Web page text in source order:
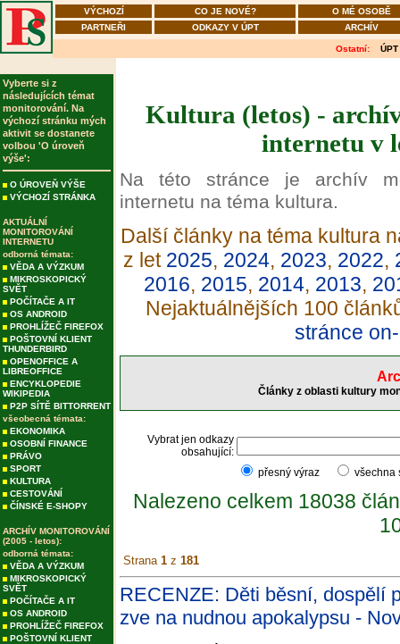
VÝCHOZÍ CO JE NOVÉ?
O MÉ OSOBĚ
PARTNEŘI
ODKAZY V ÚPT ARCHÍV
Ostatní: ÚPT
Vyberte si z
následujících témat
monitorování. Na
výchozí stránku mých
aktivit se dostanete
volbou 'O úroveň
výše':
O ÚROVEŇ VÝŠE
VÝCHOZÍ STRÁNKA
AKTUÁLNÍ
MONITOROVÁNÍ
INTERNETU
odborná témata:
VĚDA A VÝZKUM
MIKROSKOPICKÝ
SVĚT
POČÍTAČE A IT
OS ANDROID
PROHLÍŽEČ FIREFOX
POŠTOVNÍ KLIENT
THUNDERBIRD
OPENOFFICE A
LIBREOFFICE
ENCYKLOPEDIE
WIKIPEDIA
P2P SÍTĚ BITTORRENT
všeobecná témata:
EKONOMIKA
OSOBNÍ FINANCE
PRÁVO
SPORT
KULTURA
CESTOVÁNÍ
ČÍNSKÉ E-SHOPY
ARCHÍV MONITOROVÁNÍ
(2005 - letos):
odborná témata:
VĚDA A VÝZKUM
MIKROSKOPICKÝ
SVĚT
POČÍTAČE A IT
OS ANDROID
PROHLÍŽEČ FIREFOX
POŠTOVNÍ KLIENT
Kultura (letos) -
internetu v
Na této stránce je archív
internetu na téma kultura.
Další články na téma kultura
z let 2025, 2024, 2023, 2022,
2016, 2015, 2014, 2013,
Nejaktuálnějších 100
stránce
Články z oblasti kultury
Vybrat jen odkazy
obsahující:
přesný výraz
Nalezeno celkem 18038
Strana 1 z 181
RECENZE: Děti běsní, dospělí
zve na nudnou apokalypsu -